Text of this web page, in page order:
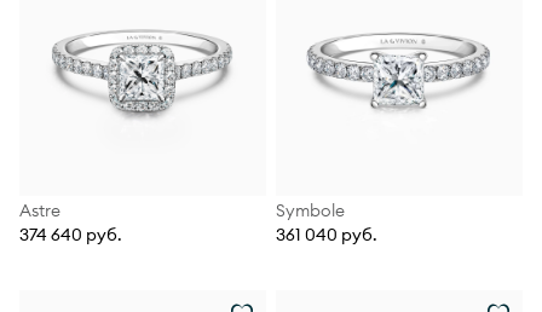
Astre
374 640 руб.
Symbole
361 040 руб.